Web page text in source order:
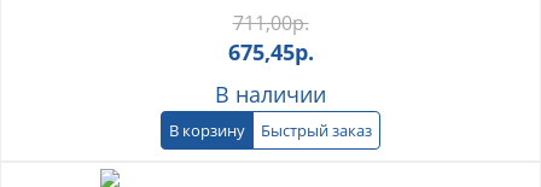
711,00р.
675,45р.
В наличии
В корзину Быстрый заказ